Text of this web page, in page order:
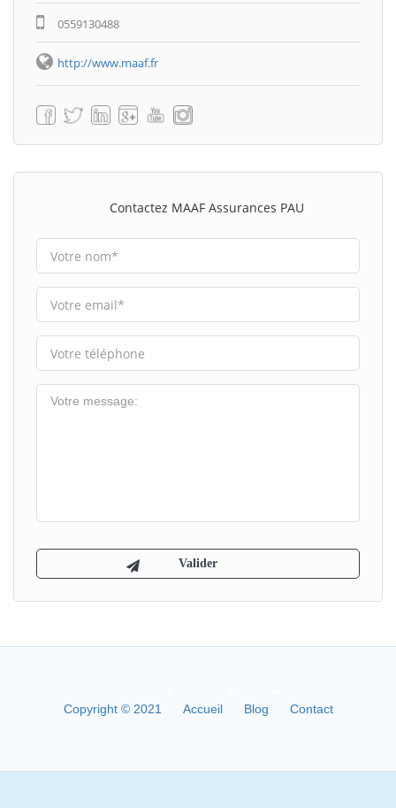
0559130488
http://www.maaf.fr
Contactez MAAF Assurances PAU
Copyright © 2021 Accueil Blog Contact